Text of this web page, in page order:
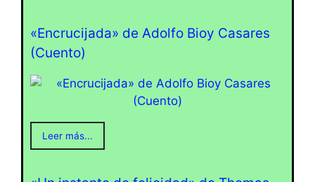
«Encrucijada» de Adolfo Bioy Casares
(Cuento)
Leer más...